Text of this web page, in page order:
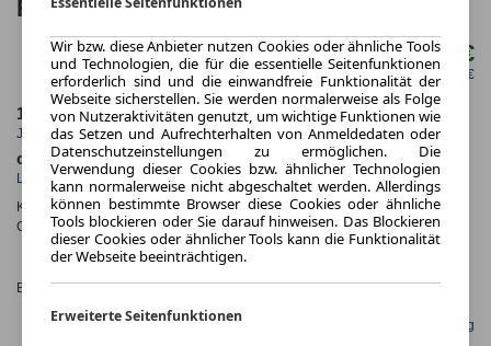
RFK NAVI
ab mtl. 165,00 €
netto mtl. 138,66 €
10.000,0 km
Jahrliche Fahrleistung
48 Monate
Laufzeit
ca. 50 kW (67 PS)
Leistung
Benzin
Kraftstoff
Kraftstoffverbr.¹:
ca. 5,0 l/100km(komb.)
CO
-Emissionen*:ca. 126 g/km(komb.)
Effizienzklasse:
CO₂-
D (KOMB.)
Gefunden auf mobile.de Leasing
Wir bzw. diese Anbieter nutzen Cookies oder ähnliche Tools
und Technologien, die für die essentielle Seitenfunktionen
erforderlich sind und die einwandfreie Funktionalität der
Webseite sicherstellen. Sie werden normalerweise als Folge
von Nutzeraktivitäten genutzt, um wichtige Funktionen wie
das Setzen und Aufrechterhalten von Anmeldedaten oder
Datenschutzeinstellungen zu ermöglichen. Die
Verwendung dieser Cookies bzw. ähnlicher Technologien
kann normalerweise nicht abgeschaltet werden. Allerdings
können bestimmte Browser diese Cookies oder ähnliche
Tools blockieren oder Sie darauf hinweisen. Das Blockieren
dieser Cookies oder ähnlicher Tools kann die Funktionalität
der Webseite beeinträchtigen.
Erweiterte Seitenfunktionen